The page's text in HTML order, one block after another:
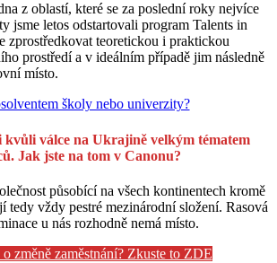
z oblastí, které se za poslední roky nejvíce
jsme letos odstartovali program Talents in
zprostředkovat teoretickou i praktickou
prostředí a v ideálním případě jim následně
místo.
školy nebo univerzity?
kvůli válce na Ukrajině velkým tématem
Jak jste na tom v Canonu?
působící na všech kontinentech kromě
tedy vždy pestré mezinárodní složení. Rasová
u nás rozhodně nemá místo.
změně zaměstnání? Zkuste to ZDE